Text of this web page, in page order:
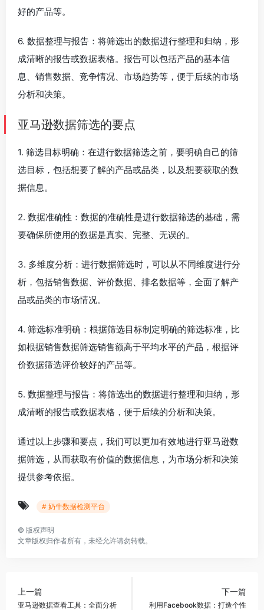
好的产品等。
6. 数据整理与报告：将筛选出的数据进行整理和归纳，形
成清晰的报告或数据表格。报告可以包括产品的基本信
息、销售数据、竞争情况、市场趋势等，便于后续的市场
分析和决策。
亚马逊数据筛选的要点
1. 筛选目标明确：在进行数据筛选之前，要明确自己的筛
选目标，包括想要了解的产品或品类，以及想要获取的数
据信息。
2. 数据准确性：数据的准确性是进行数据筛选的基础，需
要确保所使用的数据是真实、完整、无误的。
3. 多维度分析：进行数据筛选时，可以从不同维度进行分
析，包括销售数据、评价数据、排名数据等，全面了解产
品或品类的市场情况。
4. 筛选标准明确：根据筛选目标制定明确的筛选标准，比
如根据销售数据筛选销售额高于平均水平的产品，根据评
价数据筛选评价较好的产品等。
5. 数据整理与报告：将筛选出的数据进行整理和归纳，形
成清晰的报告或数据表格，便于后续的分析和决策。
通过以上步骤和要点，我们可以更加有效地进行亚马逊数
据筛选，从而获取有价值的数据信息，为市场分析和决策
提供参考依据。
# 奶牛数据检测平台
© 版权声明
文章版权归作者所有，未经允许请勿转载。
上一篇
亚马逊数据查看工具：全面分析
下一篇
利用Facebook数据：打造个性